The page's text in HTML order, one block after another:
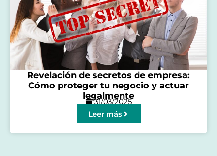
Revelación de secretos de empresa:
Cómo proteger tu negocio y actuar
legalmente
31/03/2025
Leer más